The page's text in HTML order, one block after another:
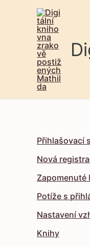
Přihlašovací
Nová
Zapomenuté
Potíže s
Nastavení
Knihy